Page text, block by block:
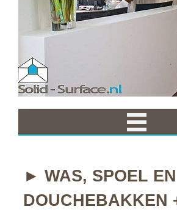
► WAS, SPOEL EN
DOUCHEBAKKEN